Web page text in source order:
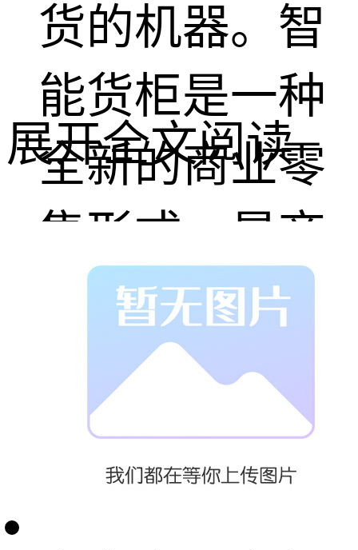
货的机器。智
能货柜是一种
全新的商业零
售形式，是商
业自动化的常
用设备。它不
受时间、地点
展开全文阅读